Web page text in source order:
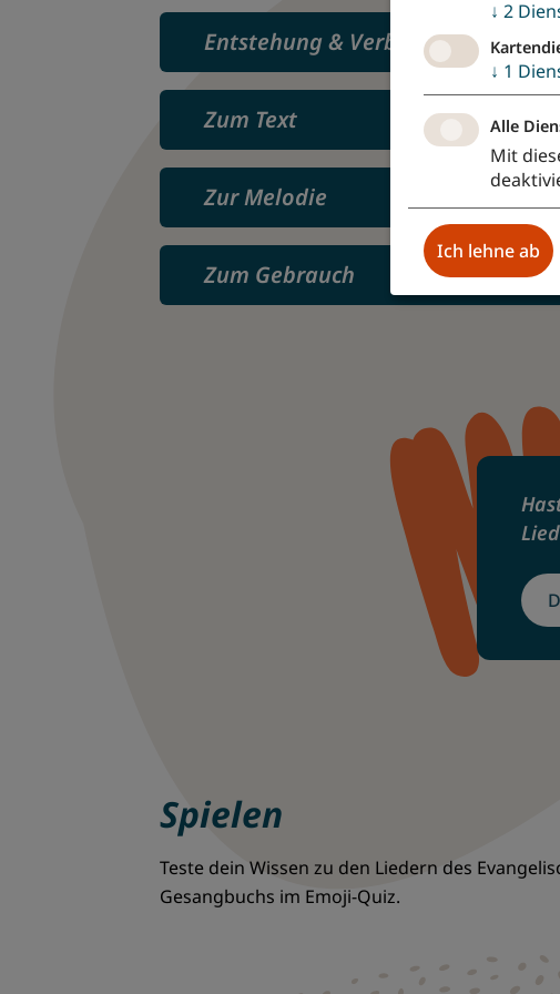
Entstehung & Verbreitung
Zum Text
Zur Melodie
Zum Gebrauch
Spielen
Teste dein Wissen zu den Liedern des
Gesangbuchs im Emoji-Quiz.
↓ 2
↓ 1
Alle
Mit
Ich lehne ab